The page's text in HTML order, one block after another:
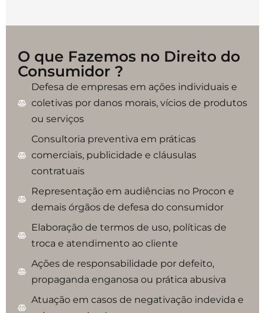
O que Fazemos no Direito do
Consumidor ?
Defesa de empresas em ações individuais e
coletivas por danos morais, vícios de produtos
ou serviços
Consultoria preventiva em práticas
comerciais, publicidade e cláusulas
contratuais
Representação em audiências no Procon e
demais órgãos de defesa do consumidor
Elaboração de termos de uso, políticas de
troca e atendimento ao cliente
Ações de responsabilidade por defeito,
propaganda enganosa ou prática abusiva
Atuação em casos de negativação indevida e